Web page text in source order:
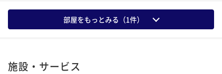
現地決済可 事前決済可
IN 15:00 - 24:00 OUT10:00
ポイント即利用で最大5％OFF
部屋をもっとみる（1件）
施設・サービス